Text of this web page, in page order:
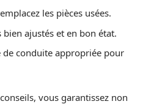
les pièces usées.
bien ajustés et en bon état.
conduite appropriée pour
vous garantissez non